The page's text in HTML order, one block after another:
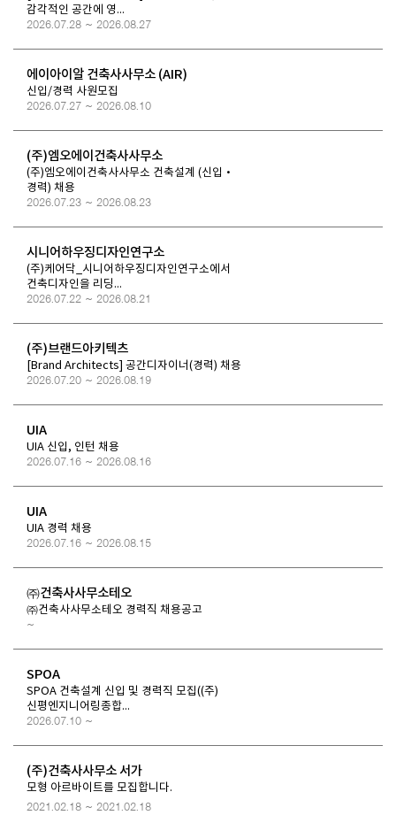
감각적인 공간에 영...
2026.07.28 ~ 2026.08.27
에이아이알 건축사사무소 (AIR)
신입/경력 사원모집
2026.07.27 ~ 2026.08.10
(주)엠오에이건축사사무소
(주)엠오에이건축사사무소 건축설계 (신입·
경력) 채용
2026.07.23 ~ 2026.08.23
시니어하우징디자인연구소
(주)케어닥_시니어하우징디자인연구소에서
건축디자인을 리딩...
2026.07.22 ~ 2026.08.21
(주)브랜드아키텍츠
[Brand Architects] 공간디자이너(경력) 채용
2026.07.20 ~ 2026.08.19
UIA
UIA 신입, 인턴 채용
2026.07.16 ~ 2026.08.16
UIA
UIA 경력 채용
2026.07.16 ~ 2026.08.15
㈜건축사사무소테오
㈜건축사사무소테오 경력직 채용공고
~
SPOA
SPOA 건축설계 신입 및 경력직 모집((주)
신평엔지니어링종합...
2026.07.10 ~
(주)건축사사무소 서가
모형 아르바이트를 모집합니다.
2021.02.18 ~ 2021.02.18